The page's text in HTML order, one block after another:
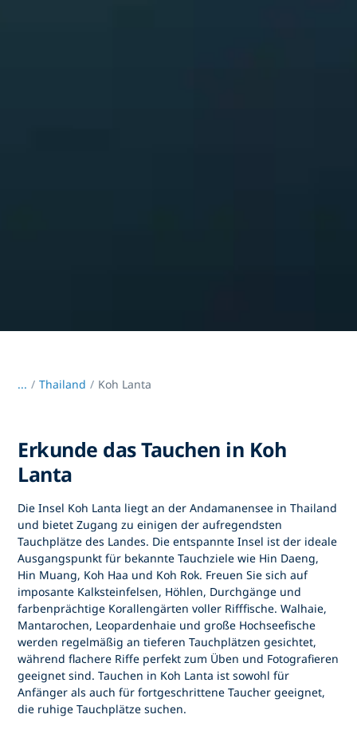
... / Thailand Koh Lanta
Erkunde das Tauchen in Koh
Lanta
Die Insel Koh Lanta liegt an der Andamanensee in Thailand
und bietet Zugang zu einigen der aufregendsten
Tauchplätze des Landes. Die entspannte Insel ist der ideale
Ausgangspunkt für bekannte Tauchziele wie Hin Daeng,
Hin Muang, Koh Haa und Koh Rok. Freuen Sie sich auf
imposante Kalksteinfelsen, Höhlen, Durchgänge und
farbenprächtige Korallengärten voller Rifffische. Walhaie,
Mantarochen, Leopardenhaie und große Hochseefische
werden regelmäßig an tieferen Tauchplätzen gesichtet,
während flachere Riffe perfekt zum Üben und Fotografieren
geeignet sind.Tauchen in Koh Lanta ist sowohl für
Anfänger als auch für fortgeschrittene Taucher geeignet,
die ruhige Tauchplätze suchen.